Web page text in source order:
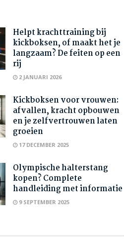
Helpt krachttraining bij
kickboksen, of maakt het je
langzaam? De feiten op een
rij
2 JANUARI 2026
Kickboksen voor vrouwen:
afvallen, kracht opbouwen
en je zelfvertrouwen laten
groeien
17 DECEMBER 2025
Olympische halterstang
kopen? Complete
handleiding met informatie
9 SEPTEMBER 2025